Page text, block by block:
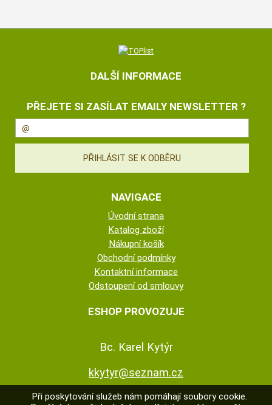
DALŠÍ INFORMACE
PŘEJETE SI ZASÍLAT EMAILY NEWSLETTER ?
NAVIGACE
Úvodní strana
Katalog zboží
Nákupní košík
Obchodní podmínky
Kontaktní informace
Odstoupení od smlouvy
ESHOP PROVOZUJE
Bc. Karel Kytýr
kkytyr@seznam.cz
Při poskytování služeb nám pomáhají soubory cookie.